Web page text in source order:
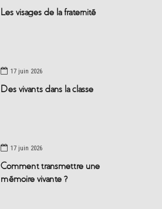
Les visages de la fraternité
17 juin 2026
Des vivants dans la classe
17 juin 2026
Comment transmettre une
mémoire vivante ?